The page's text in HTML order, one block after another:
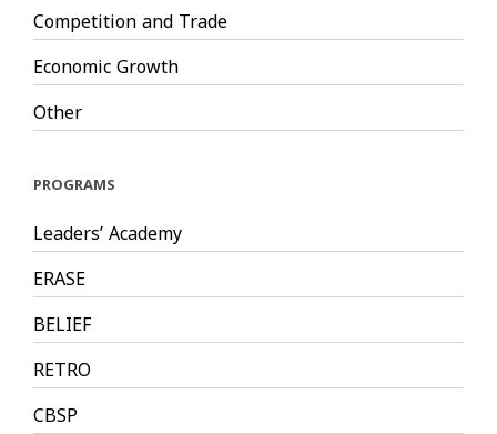
Competition and Trade
Economic Growth
Other
PROGRAMS
Leaders’ Academy
ERASE
BELIEF
RETRO
CBSP